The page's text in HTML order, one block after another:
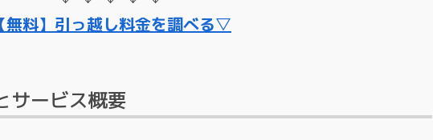
【無料】引っ越し料金を調べる▽
サービス概要